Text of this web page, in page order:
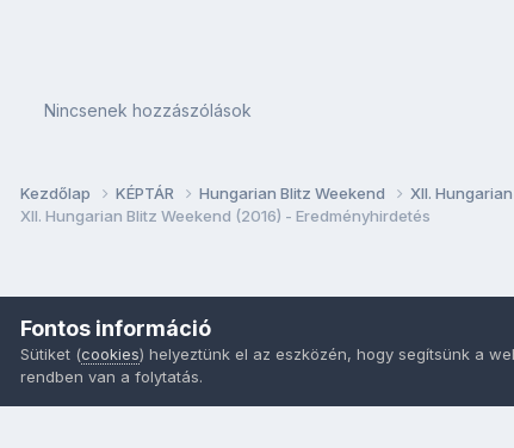
Nincsenek hozzászólások
Kezdőlap KÉPTÁR Hungarian Blitz Weekend XII.
XII. Hungarian Blitz Weekend (2016) - Eredményhirdetés
Fontos információ
Sütiket (cookies) helyeztünk el az eszközén, hogy segítsünk a
rendben van a folytatás.